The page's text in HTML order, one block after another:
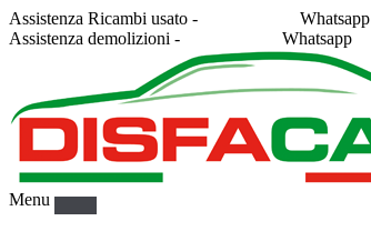
Assistenza Ricambi usato -
Whatsapp
Assistenza demolizioni -
Whatsapp
Menu